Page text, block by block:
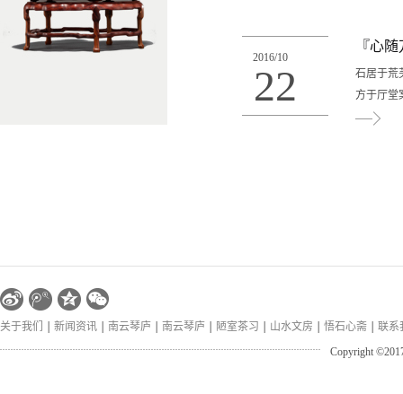
2016/10
22
『心
石居于荒
方于厅堂
迅艺术学
显、默以
凝聚在石
关于我们 新闻资讯 南云琴庐 南云琴庐 陋室茶习 山水文房 悟石心斋
联系
Copyright